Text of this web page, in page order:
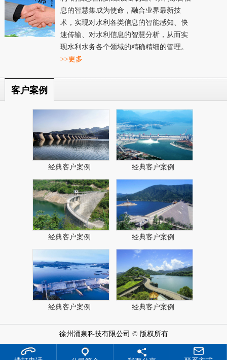
息的智慧集成为使命，融合业界最新技
术，实现对水利各类信息的智能感知、快
速传输、对水利信息的智慧分析，从而实
现水利水务各个领域的精确精细的管理。
>>更多
客户案例
经典客户案例 经典客户案例
经典客户案例 经典客户案例
经典客户案例 经典客户案例
徐州涌泉科技有限公司 © 版权所有